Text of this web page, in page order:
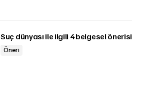
Suç dünyası ile ilgili 4 belgesel önerisi
Öneri